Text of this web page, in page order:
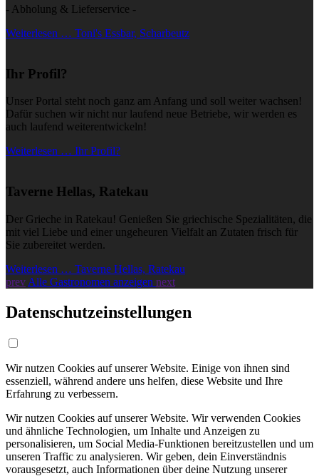
- Abholung & Lieferservice -
Weiterlesen … Toni's Essbar, Scharbeutz
Ihr Profil?
Unser Portal steht noch ganz am Anfang und soll weiter wachsen!
Dafür suchen wir nicht nur laufend neue Betriebe, wir werden es
auch laufend weiterentwickeln!
Weiterlesen … Ihr Profil?
Taverne Hellas, Ratekau
Der Grieche in Ratekau! Genießen Sie griechische Spezialitäten, die
mit viel Liebe und einer ungeheuren Vielfalt an Zutaten frisch für
Sie zubereitet werden.
Weiterlesen … Taverne Hellas, Ratekau
prev Alle Gastronomen anzeigen next
Datenschutzeinstellungen
Wir nutzen Cookies auf unserer Website. Einige von ihnen sind
essenziell, während andere uns helfen, diese Website und Ihre
Erfahrung zu verbessern.
Wir nutzen Cookies auf unserer Website. Wir verwenden Cookies
und ähnliche Technologien, um Inhalte und Anzeigen zu
personalisieren, um Social Media-Funktionen bereitzustellen und um
unseren Traffic zu analysieren. Wir geben, dein Einverständnis
vorausgesetzt, auch Informationen über deine Nutzung unserer